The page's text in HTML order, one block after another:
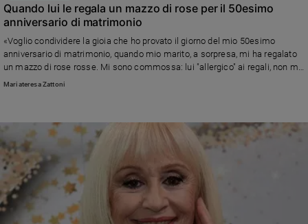
Quando lui le regala un mazzo di rose per il 50esimo
anniversario di matrimonio
«Voglio condividere la gioia che ho provato il giorno del mio 50esimo
anniversario di matrimonio, quando mio marito, a sorpresa, mi ha regalato
un mazzo di rose rosse. Mi sono commossa: lui "allergico" ai regali, non me
l'aspettavo davvero...»
Mariateresa Zattoni